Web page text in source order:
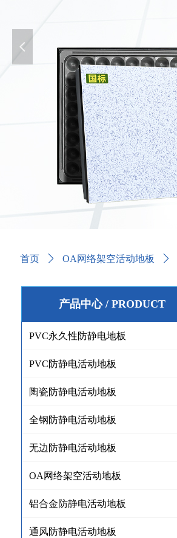
넳
首页 ꄲ OA网络架空活动地板 ꄲ
产品中心 / PRODUCT
PVC永久性防静电地板
PVC防静电活动地板
陶瓷防静电活动地板
全钢防静电活动地板
无边防静电活动地板
OA网络架空活动地板
铝合金防静电活动地板
通风防静电活动地板